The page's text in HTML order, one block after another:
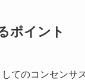
ポイント
てのコンセンサ